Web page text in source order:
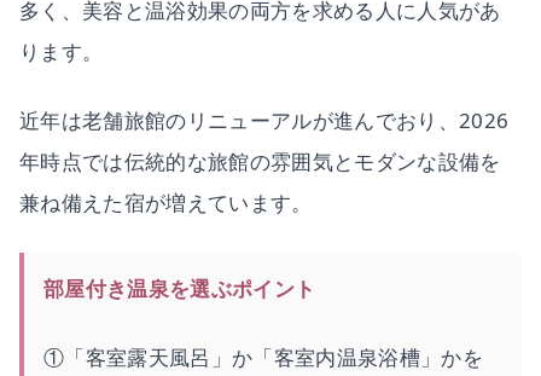
多く、美容と温浴効果の両方を求める人に人気があ
ります。
近年は老舗旅館のリニューアルが進んでおり、2026
年時点では伝統的な旅館の雰囲気とモダンな設備を
兼ね備えた宿が増えています。
部屋付き温泉を選ぶポイント
①「客室露天風呂」か「客室内温泉浴槽」かを